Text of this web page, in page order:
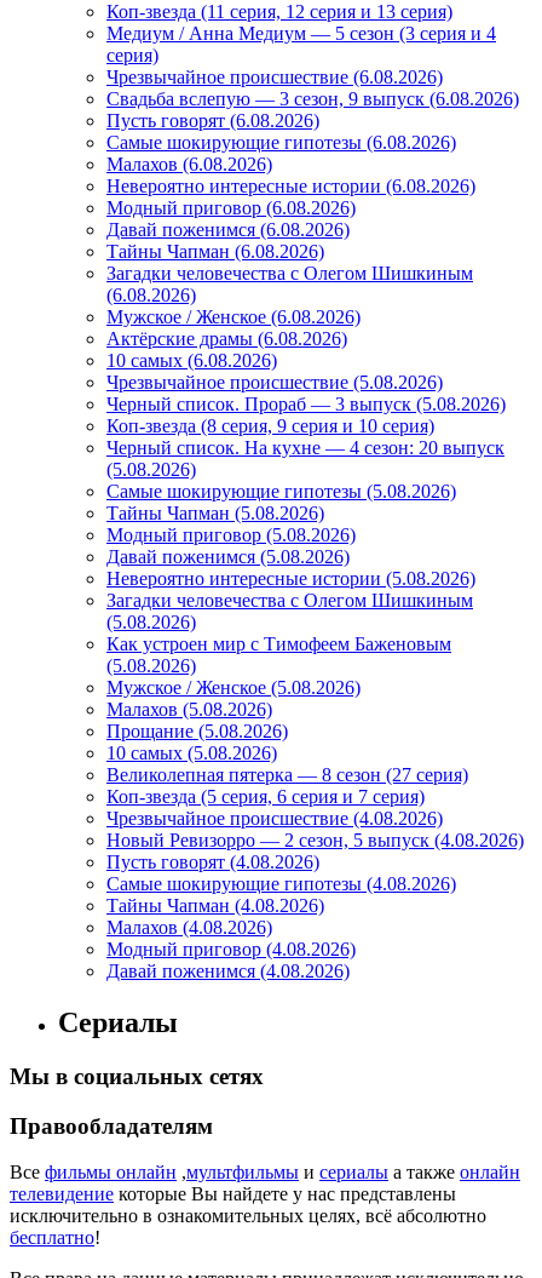
Коп-звезда (11 серия, 12 серия и 13 серия)
Медиум / Анна Медиум — 5 сезон (3 серия и 4
серия)
Чрезвычайное происшествие (6.08.2026)
Свадьба вслепую — 3 сезон, 9 выпуск (6.08.2026)
Пусть говорят (6.08.2026)
Самые шокирующие гипотезы (6.08.2026)
Малахов (6.08.2026)
Невероятно интересные истории (6.08.2026)
Модный приговор (6.08.2026)
Давай поженимся (6.08.2026)
Тайны Чапман (6.08.2026)
Загадки человечества с Олегом Шишкиным
(6.08.2026)
Мужское / Женское (6.08.2026)
Актёрские драмы (6.08.2026)
10 самых (6.08.2026)
Чрезвычайное происшествие (5.08.2026)
Черный список. Прораб — 3 выпуск (5.08.2026)
Коп-звезда (8 серия, 9 серия и 10 серия)
Черный список. На кухне — 4 сезон: 20 выпуск
(5.08.2026)
Самые шокирующие гипотезы (5.08.2026)
Тайны Чапман (5.08.2026)
Модный приговор (5.08.2026)
Давай поженимся (5.08.2026)
Невероятно интересные истории (5.08.2026)
Загадки человечества с Олегом Шишкиным
(5.08.2026)
Как устроен мир с Тимофеем Баженовым
(5.08.2026)
Мужское / Женское (5.08.2026)
Малахов (5.08.2026)
Прощание (5.08.2026)
10 самых (5.08.2026)
Великолепная пятерка — 8 сезон (27 серия)
Коп-звезда (5 серия, 6 серия и 7 серия)
Чрезвычайное происшествие (4.08.2026)
Новый Ревизорро — 2 сезон, 5 выпуск (4.08.2026)
Пусть говорят (4.08.2026)
Самые шокирующие гипотезы (4.08.2026)
Тайны Чапман (4.08.2026)
Малахов (4.08.2026)
Модный приговор (4.08.2026)
Давай поженимся (4.08.2026)
Сериалы
Мы в социальных сетях
Правообладателям
Все фильмы онлайн ,мультфильмы и сериалы а также онлайн
телевидение которые Вы найдете у нас представлены
исключительно в ознакомительных целях, всё абсолютно
бесплатно!